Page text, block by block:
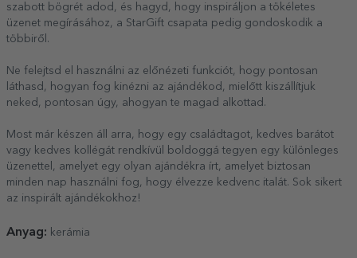
szabott bögrét adod, és hagyd, hogy inspiráljon a tökéletes
üzenet megírásához, a StarGift csapata pedig gondoskodik a
többiről.
Ne felejtsd el használni az előnézeti funkciót, hogy pontosan
láthasd, hogyan fog kinézni az ajándékod, mielőtt kiszállítjuk
neked, pontosan úgy, ahogyan te magad alkottad.
Most már készen áll arra, hogy egy családtagot, kedves barátot
vagy kedves kollégát rendkívül boldoggá tegyen egy különleges
üzenettel, amelyet egy olyan ajándékra írt, amelyet biztosan
minden nap használni fog, hogy élvezze kedvenc italát. Sok sikert
az inspirált ajándékokhoz!
Anyag: kerámia